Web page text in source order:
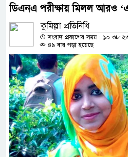
ডিএনএ পরীক্ষায় মিলল আরও
কুমিল্লা প্রতিনিধি
সংবাদ প্রকাশের সময় :
৪৯ বার পড়া হয়েছে